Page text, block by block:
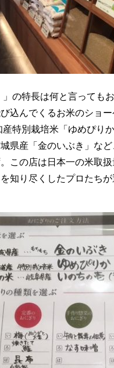
」の特長は何と言っても
込んでくるお米のショ
産特別栽培米「ゆめぴり
県産「金のいぶき」な
この店は日本一の米取
知り尽くしたプロたち